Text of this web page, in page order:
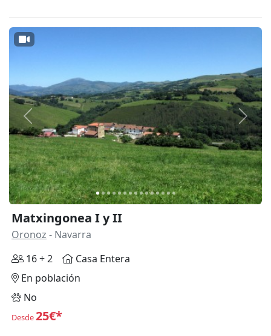
Anterior
Matxingonea I y II
Oronoz - Navarra
16 + 2
Casa Entera
En población
No
Desde25€*